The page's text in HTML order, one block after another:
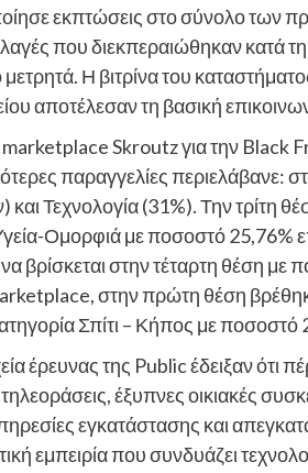
εκπτώσεις στο σύνολο των
που διεκπεραιώθηκαν κατά
Η βιτρίνα του
αποτέλεσαν τη βασική
Skroutz για την Black
παραγγελίες περιελάβανε:
Τεχνολογία (31%). Την τρίτη
Υγεία-Ομορφιά με ποσοστό
βρίσκεται στην τέταρτη θέση
στην πρώτη θέση
Σπίτι – Κήπος με ποσοστό
έρευνας της Public έδειξαν
έξυπνες οικιακές
εγκατάστασης και
εμπειρία που συνδυάζει